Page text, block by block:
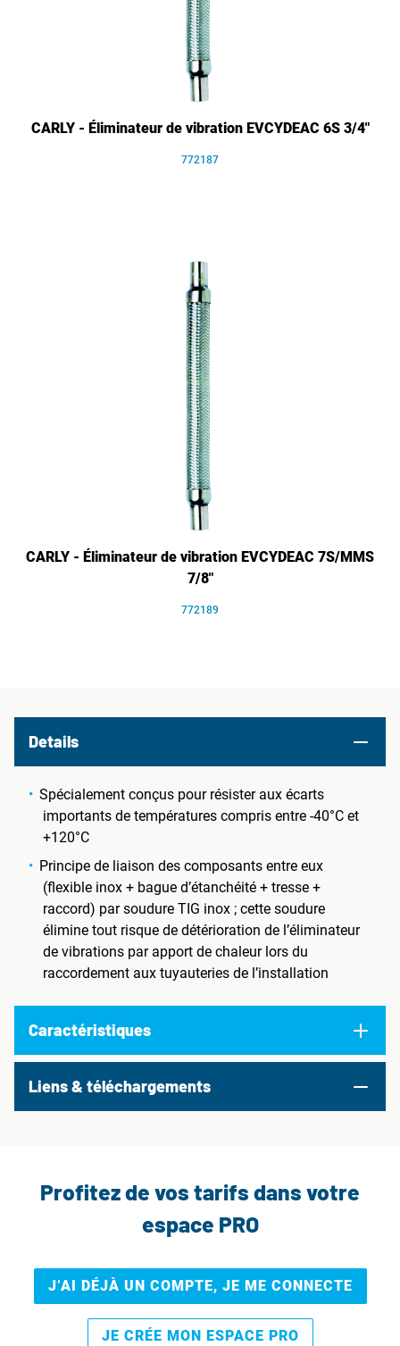
CARLY - Éliminateur de vibration EVCYDEAC 6S 3/4"
772187
CARLY - Éliminateur de vibration EVCYDEAC 7S/MMS
7/8"
772189
Details
Spécialement conçus pour résister aux écarts
importants de températures compris entre -40°C et
+120°C
Principe de liaison des composants entre eux
(flexible inox + bague d’étanchéité + tresse +
raccord) par soudure TIG inox ; cette soudure
élimine tout risque de détérioration de l’éliminateur
de vibrations par apport de chaleur lors du
raccordement aux tuyauteries de l’installation
Caractéristiques
Liens & téléchargements
Profitez de vos tarifs dans votre
espace PRO
J’AI DÉJÀ UN COMPTE, JE ME CONNECTE
JE CRÉE MON ESPACE PRO